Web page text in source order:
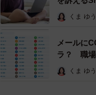
友人はその後学校に相談
思い当たるとしたら、Aく
た。学校内のことではな
くま ゆ
メールに
ラ？ 職場
くま ゆ